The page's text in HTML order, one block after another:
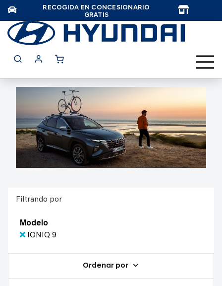
RECOGIDA EN CONCESIONARIO
GRATIS
Filtrando por
Modelo
IONIQ 9
Ordenar por